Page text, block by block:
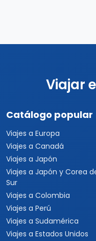
Viajar
Catálogo popular
Viajes a Europa
Viajes a Canadá
Viajes a Japón
Viajes a Japón y Corea
Sur
Viajes a Colombia
Viajes a Perú
Viajes a Sudamérica
Viajes a Estados Unidos